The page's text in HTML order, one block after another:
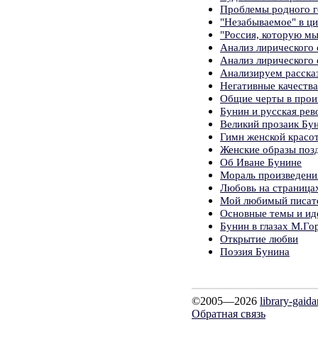
Проблемы родного
"Незабываемое" в
"Россия, которую
Анализ
Анализ
Анализируем
Негативные
Общие черты в
Бунин и русская
Великий прозаик
Гимн женской
Женские образы
Об Иване Бунине
Мораль
Любовь на
Мой любимый
Основные темы и
Бунин в глазах
Открытие любви
Поэзия Бунина
©2005—2026 library-
Обратная связь